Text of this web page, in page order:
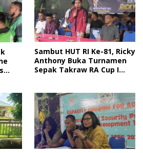
Sambut HUT RI Ke-81, Ricky
Anthony Buka Turnamen
Sepak Takraw RA Cup I